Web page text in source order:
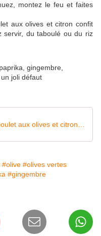
montez le feu et faites
aux olives et citron confit
servir, du taboulé ou du riz
#olive #olives vertes
#gingembre